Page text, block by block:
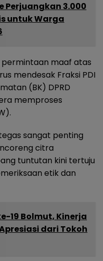
Perjuangkan 3.000
untuk Warga
maaf atas
mendesak Fraksi PDI
(BK) DPRD
memproses
sangat penting
citra
tuntutan kini tertuju
etik dan
19 Bolmut, Kinerja
dari Tokoh